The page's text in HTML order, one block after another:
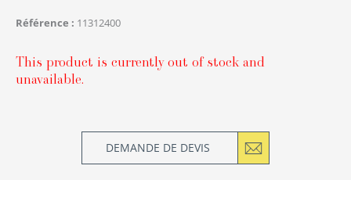
Référence 11312400
This product is currently out of stock and
unavailable.
DEMANDE DE DEVIS